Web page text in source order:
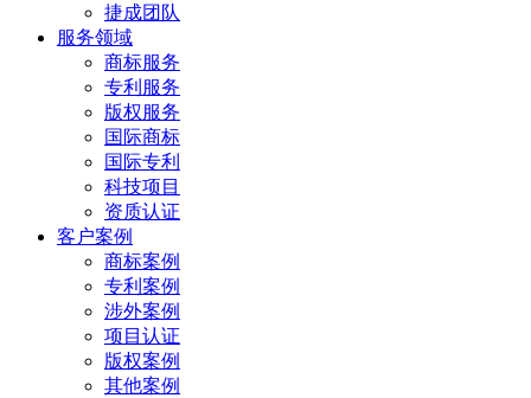
捷成团队
服务领域
商标服务
专利服务
版权服务
国际商标
国际专利
科技项目
资质认证
客户案例
商标案例
专利案例
涉外案例
项目认证
版权案例
其他案例